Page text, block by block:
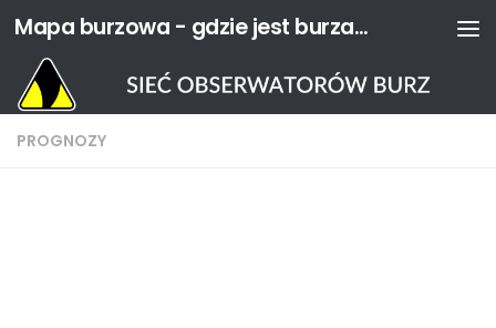
Przejdź do treści Mapa burzowa - gdzie jest burza? | Sieć Obserwatorów Burz
PROGNOZY